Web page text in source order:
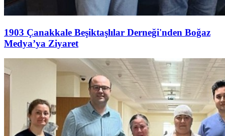
1903 Çanakkale Beşiktaşlılar Derneği'nden Boğaz
Medya’ya Ziyaret